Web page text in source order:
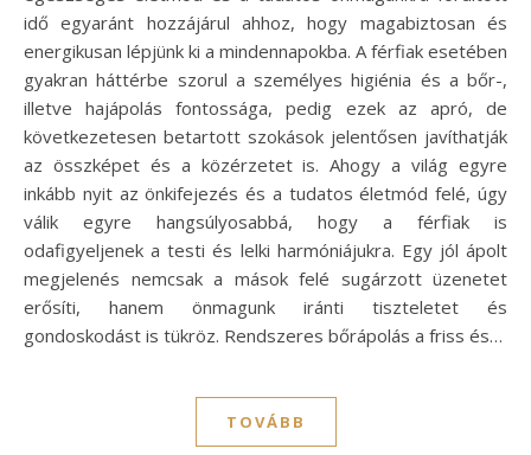
idő egyaránt hozzájárul ahhoz, hogy magabiztosan és
energikusan lépjünk ki a mindennapokba. A férfiak esetében
gyakran háttérbe szorul a személyes higiénia és a bőr-,
illetve hajápolás fontossága, pedig ezek az apró, de
következetesen betartott szokások jelentősen javíthatják
az összképet és a közérzetet is. Ahogy a világ egyre
inkább nyit az önkifejezés és a tudatos életmód felé, úgy
válik egyre hangsúlyosabbá, hogy a férfiak is
odafigyeljenek a testi és lelki harmóniájukra. Egy jól ápolt
megjelenés nemcsak a mások felé sugárzott üzenetet
erősíti, hanem önmagunk iránti tiszteletet és
gondoskodást is tükröz. Rendszeres bőrápolás a friss és…
TOVÁBB